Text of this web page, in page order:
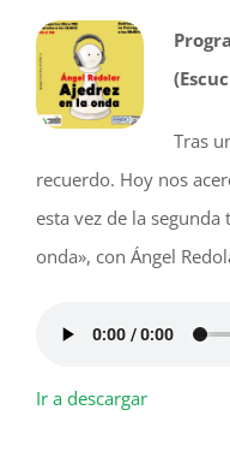
Tras
recuerdo. Hoy nos
esta vez de la
onda», con Ángel
Ir a descargar